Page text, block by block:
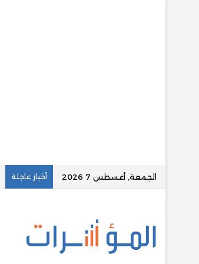
الجمعة, أغسطس 7 2026 أخبار عاجلة